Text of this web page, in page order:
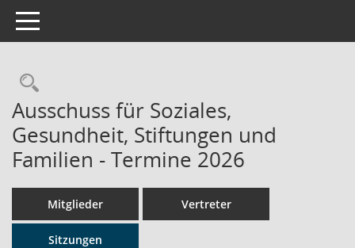
Toggle navigation
Rechercheauswahl
Ausschuss für Soziales,
Gesundheit, Stiftungen und
Familien - Termine 2026
Mitglieder Vertreter
Sitzungen